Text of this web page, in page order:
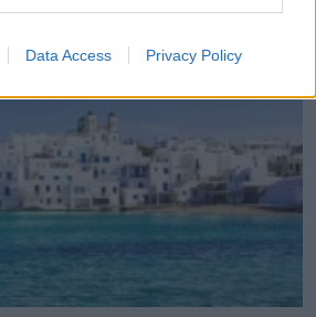
Data Access Privacy Policy